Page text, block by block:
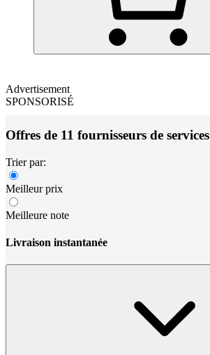
Advertisement
SPONSORISÉ
Offres de 11 fournisseurs de services
Trier par:
Meilleur prix
Meilleure note
Livraison instantanée